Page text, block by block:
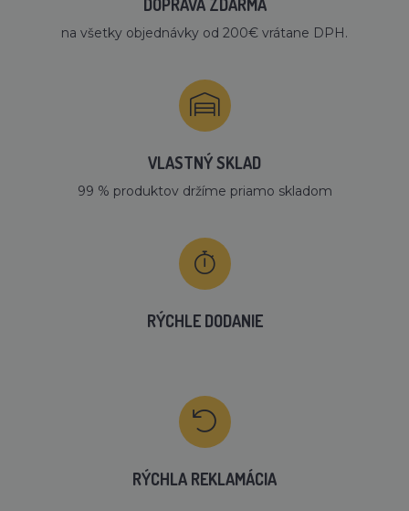
DOPRAVA ZDARMA
na všetky objednávky od 200€ vrátane DPH.
VLASTNÝ SKLAD
99 % produktov držíme priamo skladom
RÝCHLE DODANIE
RÝCHLA REKLAMÁCIA